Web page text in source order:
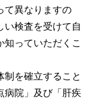
て異なりますの
い検査を受けて自
っていただくこ
を確立すること
病院」及び「肝疾